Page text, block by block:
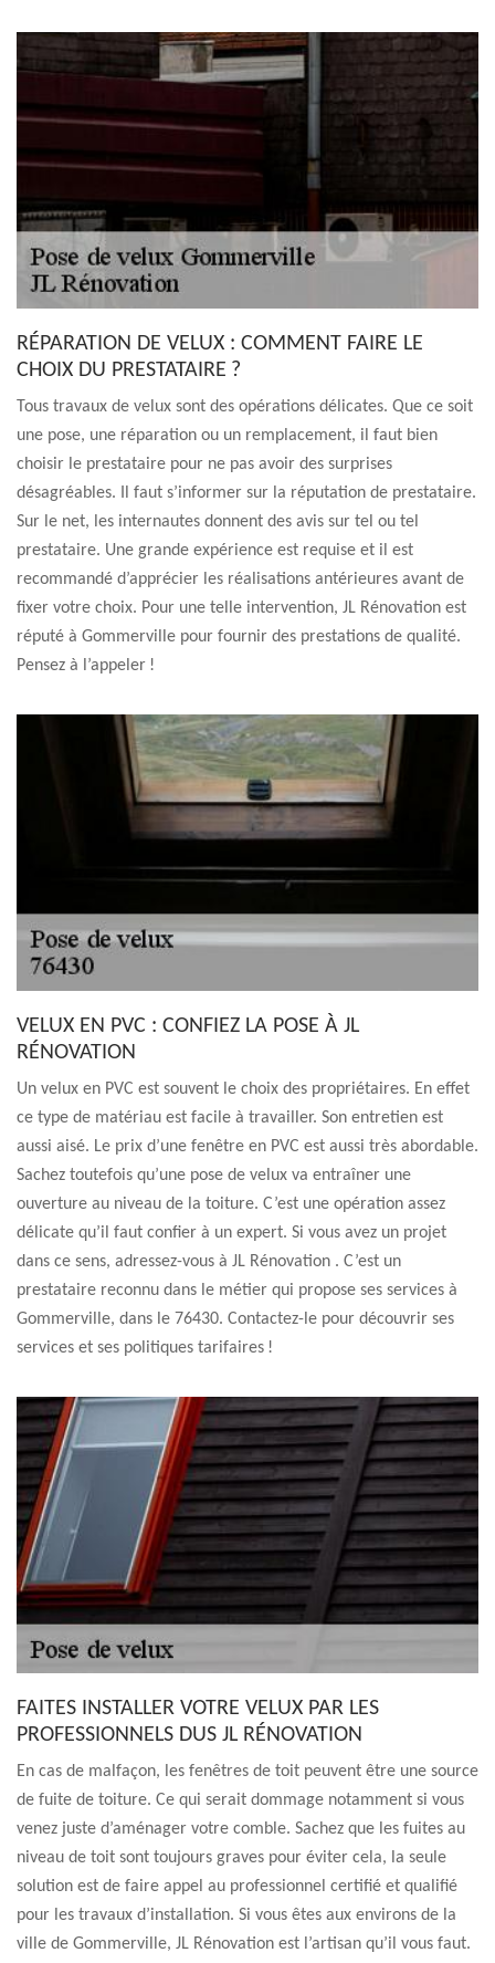
RÉPARATION DE VELUX : COMMENT FAIRE LE
CHOIX DU PRESTATAIRE ?
Tous travaux de velux sont des opérations délicates. Que ce soit
une pose, une réparation ou un remplacement, il faut bien
choisir le prestataire pour ne pas avoir des surprises
désagréables. Il faut s’informer sur la réputation de prestataire.
Sur le net, les internautes donnent des avis sur tel ou tel
prestataire. Une grande expérience est requise et il est
recommandé d’apprécier les réalisations antérieures avant de
fixer votre choix. Pour une telle intervention, JL Rénovation est
réputé à Gommerville pour fournir des prestations de qualité.
Pensez à l’appeler !
VELUX EN PVC : CONFIEZ LA POSE À JL
RÉNOVATION
Un velux en PVC est souvent le choix des propriétaires. En effet
ce type de matériau est facile à travailler. Son entretien est
aussi aisé. Le prix d’une fenêtre en PVC est aussi très abordable.
Sachez toutefois qu’une pose de velux va entraîner une
ouverture au niveau de la toiture. C’est une opération assez
délicate qu’il faut confier à un expert. Si vous avez un projet
dans ce sens, adressez-vous à JL Rénovation . C’est un
prestataire reconnu dans le métier qui propose ses services à
Gommerville, dans le 76430. Contactez-le pour découvrir ses
services et ses politiques tarifaires !
FAITES INSTALLER VOTRE VELUX PAR LES
PROFESSIONNELS DUS JL RÉNOVATION
En cas de malfaçon, les fenêtres de toit peuvent être une source
de fuite de toiture. Ce qui serait dommage notamment si vous
venez juste d’aménager votre comble. Sachez que les fuites au
niveau de toit sont toujours graves pour éviter cela, la seule
solution est de faire appel au professionnel certifié et qualifié
pour les travaux d’installation. Si vous êtes aux environs de la
ville de Gommerville, JL Rénovation est l’artisan qu’il vous faut.